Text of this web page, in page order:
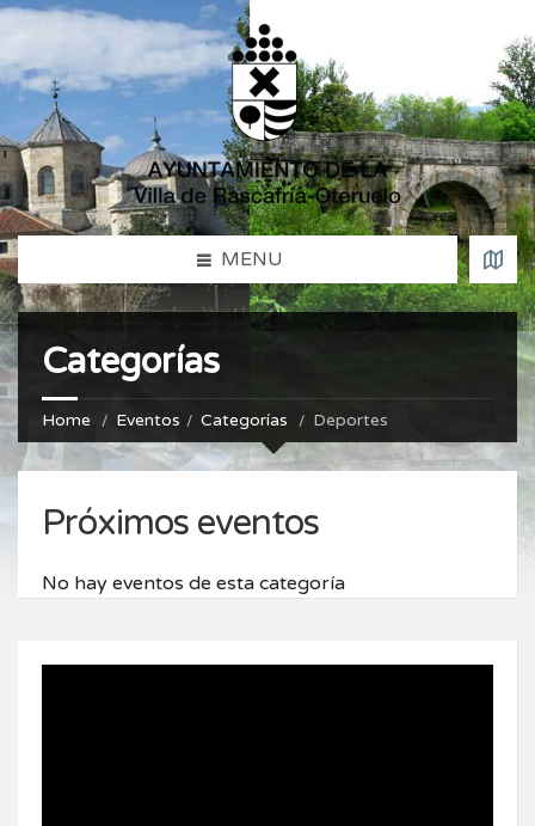
MENU
Categorías
Home Eventos Categorías Deportes
Próximos eventos
No hay eventos de esta categoría